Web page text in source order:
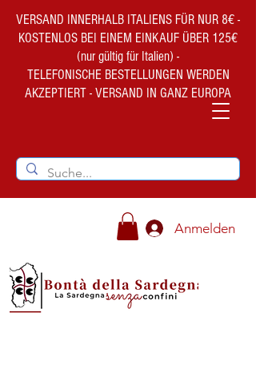
VERSAND INNERHALB ITALIENS FÜR NUR 8€ -
KOSTENLOS BEI EINEM EINKAUF ÜBER 125€
(nur gültig für Italien) -
TELEFONISCHE BESTELLUNGEN WERDEN
AKZEPTIERT - VERSAND IN GANZ EUROPA
Anmelden